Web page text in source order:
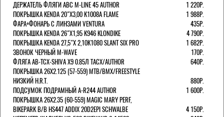
ДЕРЖАТЕЛЬ ФЛЯГИ АВС M-LINE 45 AUTHOR
1 220Р.
ПОКРЫШКА KENDA 20"Х3,00 K1008A FLAME
1 988Р.
ФАРА+ФОНАРЬ С ЛИНЗАМИ VENTURA
435Р.
ПОКРЫШКА KENDA 26"Х1,95 K946 KLONDIKE
4 790Р.
ПОКРЫШКА KENDA 27,5"Х 2,10K1080 SLANT SIX PRO
1 682Р.
ЗВОНОК ЧЕРНЫЙ M-WAVE
170Р.
ФЛЯГА AB-TCX-SHIVA X9 0.85Л TACX/AUTHOR
640Р.
ПОКРЫШКА 26X2.125 (57-559) MTB/BMX/FREESTYLE
НИЗКИЙ H.R.T.
880Р.
ПОДСУМОК ПОДРАМНЫЙ A-R244 AUTHOR
1 600Р.
ПОКРЫШКА 26X2.35 (60-559) MAGIC MARY PERF,
BIKEPARK B/B HS447 ADDIX 20D2EPI SCHWALBE
4 150Р.